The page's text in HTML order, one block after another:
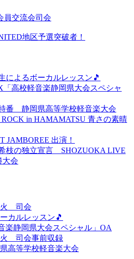
員交流会司会
地区予選突破者！
によるボーカルレッスン🎵
高校軽音楽静岡県大会スペシャ
番 静岡県高等学校軽音楽大会
ROCK in HAMAMATSU 青さの素晴
JAMBOREE 出演！
枝の独立宣言 SHOZUOKA LIVE
大会
火 司会
カルレッスン🎵
楽静岡県大会スペシャル」OA
火 司会事前収録
高等学校軽音楽大会